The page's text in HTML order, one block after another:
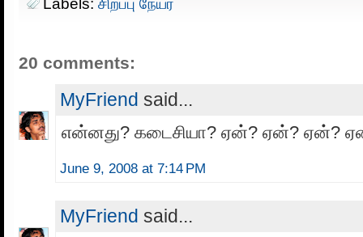
20 comments:
MyFriend said...
என்னது? கடைசியா? ஏன்? ஏன்? ஏன்?
June 9, 2008 at 7:14 PM
MyFriend said...